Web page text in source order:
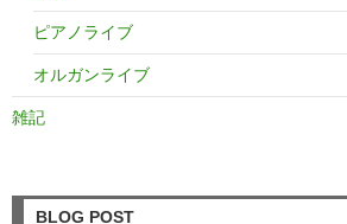
ピアノライブ
オルガンライブ
雑記
BLOG POST